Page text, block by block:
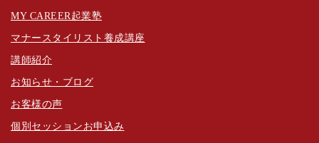
MY CAREER起業塾
マナースタイリスト養成講座
講師紹介
お知らせ・ブログ
お客様の声
個別セッションお申込み